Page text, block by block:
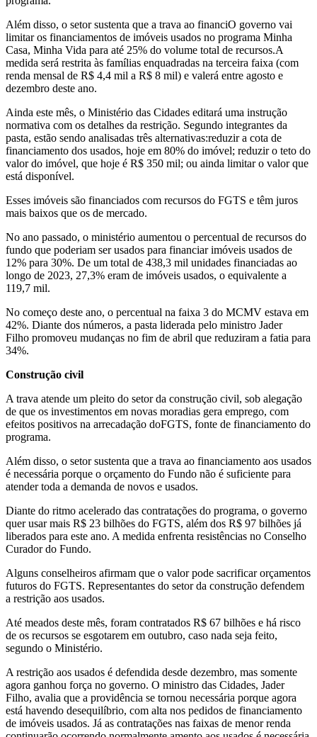
Além disso, o setor sustenta que a trava ao financiO governo vai
limitar os financiamentos de imóveis usados no programa Minha
Casa, Minha Vida para até 25% do volume total de recursos.A
medida será restrita às famílias enquadradas na terceira faixa (com
renda mensal de R$ 4,4 mil a R$ 8 mil) e valerá entre agosto e
dezembro deste ano.
Ainda este mês, o Ministério das Cidades editará uma instrução
normativa com os detalhes da restrição. Segundo integrantes da
pasta, estão sendo analisadas três alternativas:reduzir a cota de
financiamento dos usados, hoje em 80% do imóvel; reduzir o teto do
valor do imóvel, que hoje é R$ 350 mil; ou ainda limitar o valor que
está disponível.
Esses imóveis são financiados com recursos do FGTS e têm juros
mais baixos que os de mercado.
No ano passado, o ministério aumentou o percentual de recursos do
fundo que poderiam ser usados para financiar imóveis usados de
12% para 30%. De um total de 438,3 mil unidades financiadas ao
longo de 2023, 27,3% eram de imóveis usados, o equivalente a
119,7 mil.
No começo deste ano, o percentual na faixa 3 do MCMV estava em
42%. Diante dos números, a pasta liderada pelo ministro Jader
Filho promoveu mudanças no fim de abril que reduziram a fatia para
34%.
Construção civil
A trava atende um pleito do setor da construção civil, sob alegação
de que os investimentos em novas moradias gera emprego, com
efeitos positivos na arrecadação doFGTS, fonte de financiamento do
programa.
Além disso, o setor sustenta que a trava ao financiamento aos usados
é necessária porque o orçamento do Fundo não é suficiente para
atender toda a demanda de novos e usados.
Diante do ritmo acelerado das contratações do programa, o governo
quer usar mais R$ 23 bilhões do FGTS, além dos R$ 97 bilhões já
liberados para este ano. A medida enfrenta resistências no Conselho
Curador do Fundo.
Alguns conselheiros afirmam que o valor pode sacrificar orçamentos
futuros do FGTS. Representantes do setor da construção defendem
a restrição aos usados.
Até meados deste mês, foram contratados R$ 67 bilhões e há risco
de os recursos se esgotarem em outubro, caso nada seja feito,
segundo o Ministério.
A restrição aos usados é defendida desde dezembro, mas somente
agora ganhou força no governo. O ministro das Cidades, Jader
Filho, avalia que a providência se tornou necessária porque agora
está havendo desequilíbrio, com alta nos pedidos de financiamento
de imóveis usados. Já as contratações nas faixas de menor renda